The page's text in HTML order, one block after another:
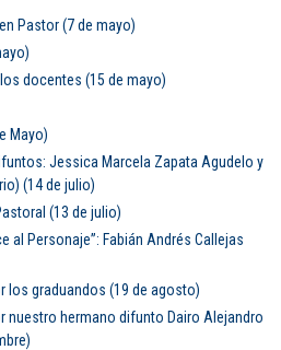
Pastor (7 de mayo)
docentes (15 de mayo)
Mayo)
Jessica Marcela Zapata Agudelo y
(14 de julio)
(13 de julio)
al Personaje”: Fabián Andrés Callejas
los graduandos (19 de agosto)
nuestro hermano difunto Dairo Alejandro
con nosotros
Atención al Cliente
(+57) (4) 4 600 700
- Colombia - Suramérica